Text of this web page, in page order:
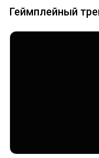
Геймплейный